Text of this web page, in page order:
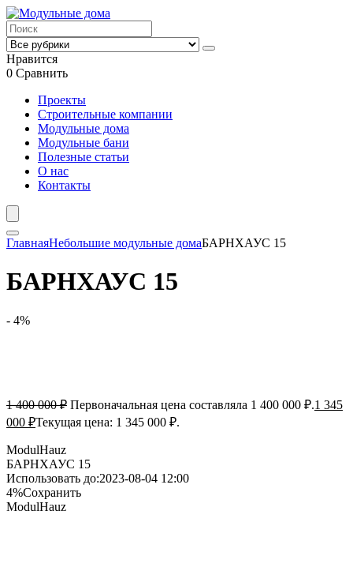
Нравится
0 Сравнить
Проекты
Строительные компании
Модульные дома
Модульные бани
Полезные статьи
О нас
Контакты
ГлавнаяНебольшие модульные домаБАРНХАУС 15
БАРНХАУС 15
- 4%
1 400 000₽ Первоначальная цена составляла 1 400 000 ₽.1 345
000 ₽Текущая цена: 1 345 000 ₽.
ModulHauz
БАРНХАУС 15
Использовать до:2023-08-04 12:00
4%Сохранить
ModulHauz